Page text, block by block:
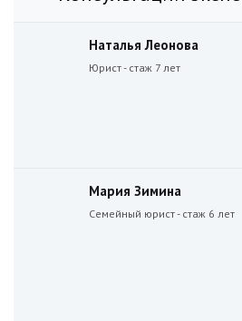
Наталья Леонова
Юрист - стаж 7 лет
Мария Зимина
Семейный юрист - стаж 6 лет